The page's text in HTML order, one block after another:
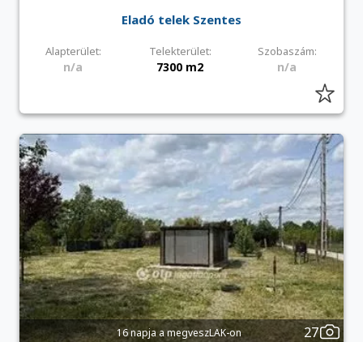
Eladó telek Szentes
Alapterület: Telekterület: Szobaszám:
n/a 7300 m2 n/a
16 napja a megveszLAK-on 27